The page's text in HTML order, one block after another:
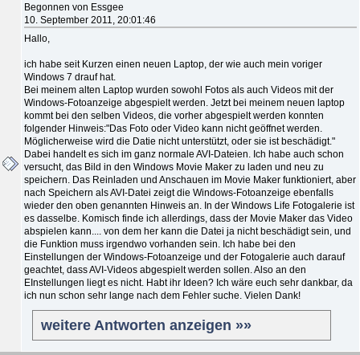
Begonnen von Essgee
10. September 2011, 20:01:46
Hallo,
ich habe seit Kurzen einen neuen Laptop, der wie auch mein voriger
Windows 7 drauf hat.
Bei meinem alten Laptop wurden sowohl Fotos als auch Videos mit der
Windows-Fotoanzeige abgespielt werden. Jetzt bei meinem neuen laptop
kommt bei den selben Videos, die vorher abgespielt werden konnten
folgender Hinweis:"Das Foto oder Video kann nicht geöffnet werden.
Möglicherweise wird die Datie nicht unterstützt, oder sie ist beschädigt."
Dabei handelt es sich im ganz normale AVI-Dateien. Ich habe auch schon
versucht, das Bild in den Windows Movie Maker zu laden und neu zu
speichern. Das Reinladen und Anschauen im Movie Maker funktioniert, aber
nach Speichern als AVI-Datei zeigt die Windows-Fotoanzeige ebenfalls
wieder den oben genannten Hinweis an. In der Windows Life Fotogalerie ist
es dasselbe. Komisch finde ich allerdings, dass der Movie Maker das Video
abspielen kann.... von dem her kann die Datei ja nicht beschädigt sein, und
die Funktion muss irgendwo vorhanden sein. Ich habe bei den
Einstellungen der Windows-Fotoanzeige und der Fotogalerie auch darauf
geachtet, dass AVI-Videos abgespielt werden sollen. Also an den
EInstellungen liegt es nicht. Habt ihr Ideen? Ich wäre euch sehr dankbar, da
ich nun schon sehr lange nach dem Fehler suche. Vielen Dank!
weitere Antworten anzeigen »»